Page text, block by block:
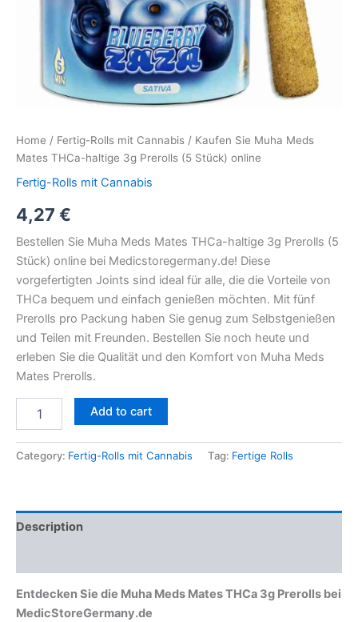
Home / Fertig-Rolls mit Cannabis / Kaufen Sie Muha Meds
Mates THCa-haltige 3g Prerolls (5 Stück) online
Fertig-Rolls mit Cannabis
4,27 €
Bestellen Sie Muha Meds Mates THCa-haltige 3g Prerolls (5
Stück) online bei Medicstoregermany.de! Diese
vorgefertigten Joints sind ideal für alle, die die Vorteile von
THCa bequem und einfach genießen möchten. Mit fünf
Prerolls pro Packung haben Sie genug zum Selbstgenießen
und Teilen mit Freunden. Bestellen Sie noch heute und
erleben Sie die Qualität und den Komfort von Muha Meds
Mates Prerolls.
Add to cart
Category: Fertig-Rolls mit Cannabis Tag: Fertige Rolls
Description
Entdecken Sie die Muha Meds Mates THCa 3g Prerolls bei
MedicStoreGermany.de